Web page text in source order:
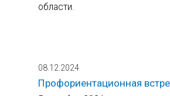
области.
08.12.2024
Профориентационная